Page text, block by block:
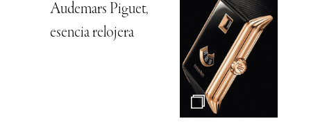
Audemars Piguet,
esencia relojera